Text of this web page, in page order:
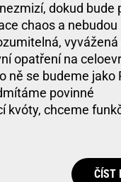
dokud bude
chaos a nebudou
vyvážená
opatření na
ně se budeme jako
povinné
kvóty, chceme
ČÍST